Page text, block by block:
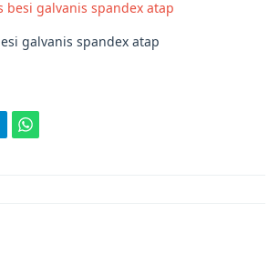
galvanis spandex atap